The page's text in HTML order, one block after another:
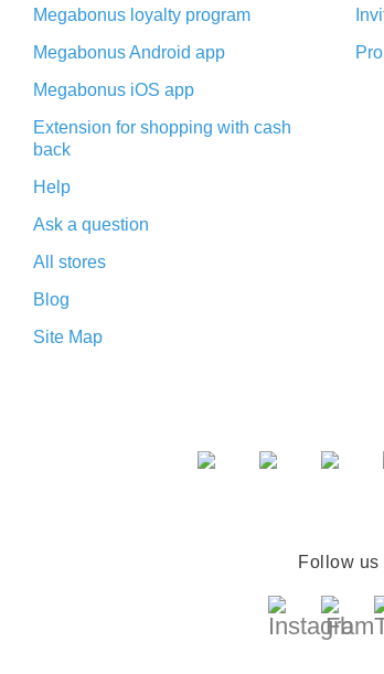
Megabonus loyalty program
Megabonus Android app
Megabonus iOS app
Extension for shopping with cash
back
Help
Ask a question
All stores
Blog
Site Map
Follow us